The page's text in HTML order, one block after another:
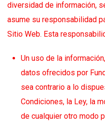
diversidad de información,
asume su responsabilidad
Sitio Web. Esta
Un uso de la
datos ofrecidos por
sea contrario a lo
Condiciones, la Ley, la
de cualquier otro modo